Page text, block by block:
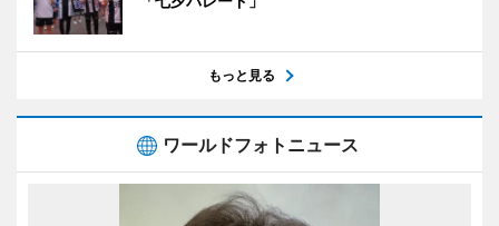
もっと見る
ワールドフォトニュース